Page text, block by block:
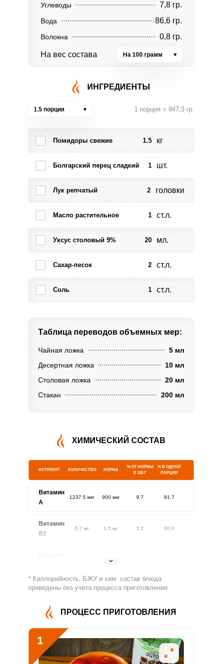
Углеводы 7,8 гр.
Вода 86,6 гр.
Волокна 0,8 гр.
На вес состава На 100 грамм
ИНГРЕДИЕНТЫ
1.5 порция 1 порция = 947,3 гр.
Помидоры свежие 1.5 кг
Болгарский перец сладкий 1 шт.
Лук репчатый 2 головки
Масло растительное 1 ст.л.
Уксус столовый 9% 20 мл.
Сахар-песок 2 ст.л.
Соль 1 ст.л.
Таблица переводов объемных мер:
Чайная ложка
5 мл
Десертная ложка
10 мл
Столовая ложка
20 мл
Стакан
200 мл
ХИМИЧЕСКИЙ СОСТАВ
НУТРИЕНТ КОЛИЧЕСТВО НОРМА
% ОТ НОРМЫ
В 100 Г
% В ОДНОЙ
ПОРЦИИ
Витамин
A
1237.5 мкг 900 мкг 9.7 91.7
Витамин
В1
0.7 мг 1.5 мг 3.2 30.6
1.8 мг
Витамин
19 мг 500 мг 0.3 2.5
Витамин
В5
Витамин
В6
0.9 мг 2 мг 31.6
* Каллорийность, БЖУ и хим. состав блюда
приведены без учета процесса приготовления.
ПРОЦЕСС ПРИГОТОВЛЕНИЯ
1